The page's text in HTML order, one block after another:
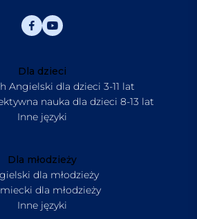
Dla dzieci
Angielski dla dzieci 3-11 lat
nauka dla dzieci 8-13 lat
Inne języki
Dla młodzieży
dla młodzieży
dla młodzieży
Inne języki